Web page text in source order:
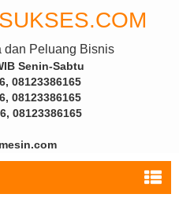
dan Peluang Bisnis
Senin-Sabtu
08123386165
08123386165
08123386165